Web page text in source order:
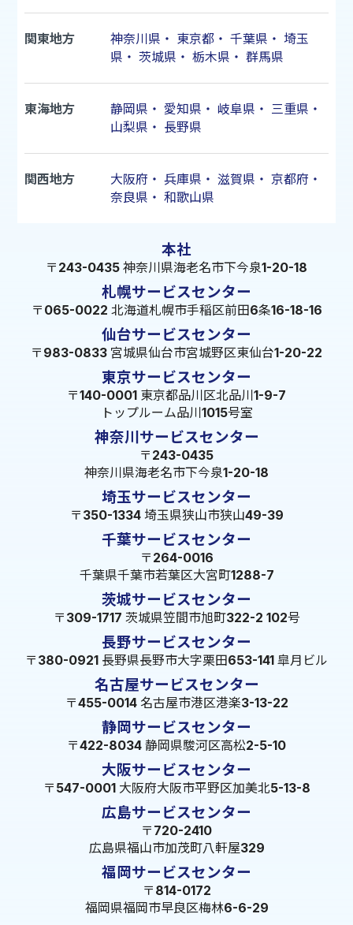
関東地方 神奈川県 ・ 東京都・ 千葉県 ・ 埼玉
県 ・ 茨城県 ・ 栃木県 ・ 群馬県
東海地方 静岡県 ・ 愛知県 ・ 岐阜県 ・ 三重県 ・
山梨県 ・ 長野県
関西地方 大阪府 ・ 兵庫県 ・ 滋賀県 ・ 京都府 ・
奈良県 ・ 和歌山県
本社
〒243-0435 神奈川県海老名市下今泉1-20-18
札幌サービスセンター
〒065-0022 北海道札幌市手稲区前田6条16-18-16
仙台サービスセンター
〒983-0833 宮城県仙台市宮城野区東仙台1-20-22
東京サービスセンター
〒140-0001 東京都品川区北品川1-9-7
トップルーム品川1015号室
神奈川サービスセンター
〒243-0435
神奈川県海老名市下今泉1-20-18
埼玉サービスセンター
〒350-1334 埼玉県狭山市狭山49-39
千葉サービスセンター
〒264-0016
千葉県千葉市若葉区大宮町1288-7
茨城サービスセンター
〒309-1717 茨城県笠間市旭町322-2 102号
長野サービスセンター
〒380-0921 長野県長野市大字栗田653-141 皐月ビル
名古屋サービスセンター
〒455-0014 名古屋市港区港楽3-13-22
静岡サービスセンター
〒422-8034 静岡県駿河区高松2-5-10
大阪サービスセンター
〒547-0001 大阪府大阪市平野区加美北5-13-8
広島サービスセンター
〒720-2410
広島県福山市加茂町八軒屋329
福岡サービスセンター
〒814-0172
福岡県福岡市早良区梅林6-6-29